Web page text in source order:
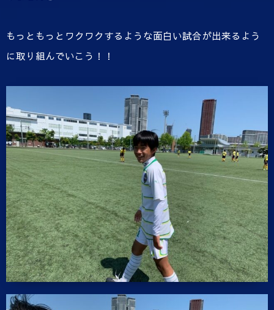
もっともっとワクワクするような面白い試合が出来るよう
に取り組んでいこう！！